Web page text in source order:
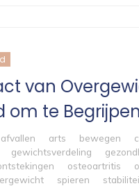
van
om te Begrijpen
afvallen arts bewegen
gewichtsverdeling
osteoartritis
spieren